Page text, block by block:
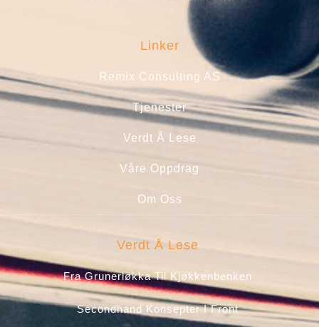
Linker
Remix Consulting AS
Tjenester
Verdt Å Lese
Våre Oppdrag
Om Oss
Verdt Å Lese
Fra Grunerløkka Til Kjøkkenbenken
Secondhand Konsepter I Front